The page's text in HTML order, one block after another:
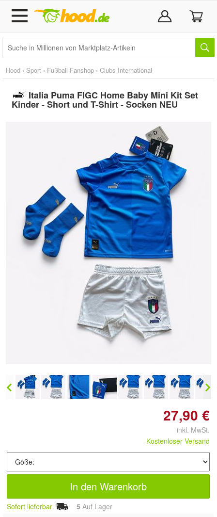
Hood › Sport › Fußball-Fanshop › Clubs International
Italia Puma FIGC Home Baby Mini Kit Set
Kinder - Short und T-Shirt - Socken NEU
Doppelt antippen zum
vergrößern
27,90 €
inkl. MwSt.
Kostenloser Versand
In den Warenkorb
Sofort lieferbar 5 Auf Lager